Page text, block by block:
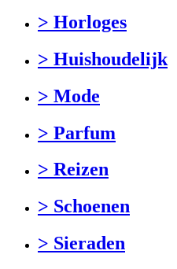
> Horloges
> Huishoudelijk
> Mode
> Parfum
> Reizen
> Schoenen
> Sieraden